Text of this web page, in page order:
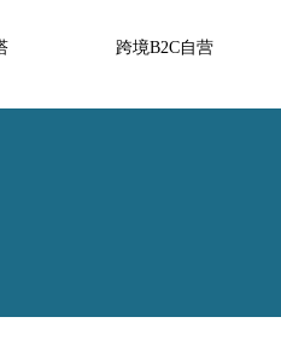
跨境B2C自营